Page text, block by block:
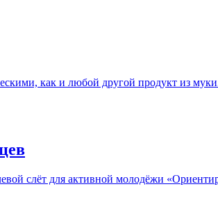
как и любой другой продукт из
слёт для активной молодёжи